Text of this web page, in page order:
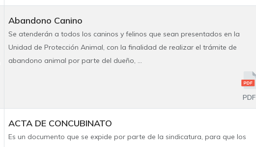
Abandono Canino
Se atenderán a todos los caninos y felinos que sean presentados en la
Unidad de Protección Animal, con la finalidad de realizar el trámite de
abandono animal por parte del dueño, ...
PDF
ACTA DE CONCUBINATO
Es un documento que se expide por parte de la sindicatura, para que los